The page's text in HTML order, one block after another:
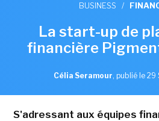
BUSINESS /
La start-up de
financière
Célia Seramour, publié le 29
S'adressant aux équipes